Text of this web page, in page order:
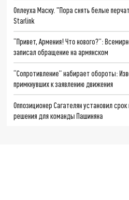
Оплеуха Маску. "Пора снять белые
Starlink
“Привет, Армения! Что нового?”:
записал обращение на армянском
“Сопротивление” набирает обороты:
примкнувших к заявлению движения
Оппозиционер Сагателян установил срок
решения для команды Пашиняна